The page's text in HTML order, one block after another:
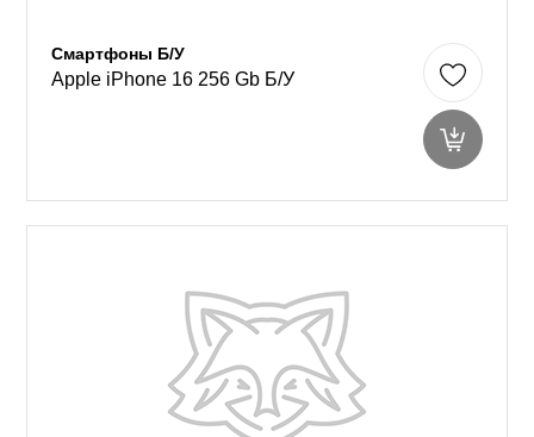
Смартфоны Б/У
Apple iPhone 16 256 Gb Б/У